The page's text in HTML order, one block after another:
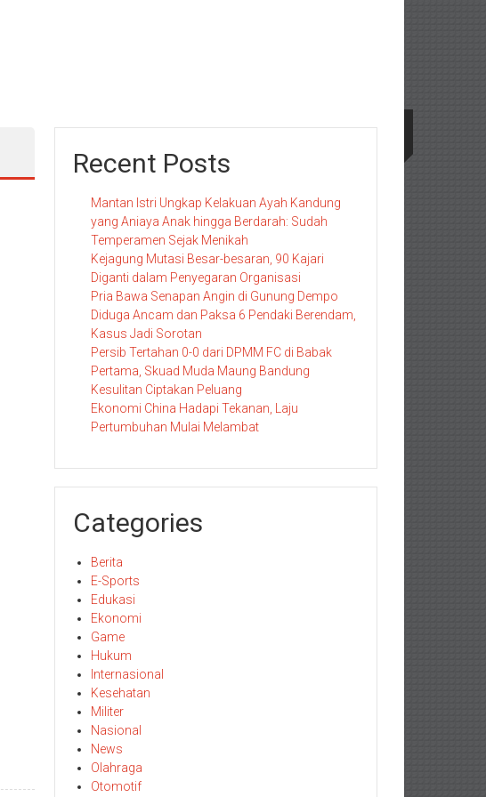
Recent Posts
Mantan Istri Ungkap Kelakuan Ayah Kandung
yang Aniaya Anak hingga Berdarah: Sudah
Temperamen Sejak Menikah
Kejagung Mutasi Besar-besaran, 90 Kajari
Diganti dalam Penyegaran Organisasi
Pria Bawa Senapan Angin di Gunung Dempo
Diduga Ancam dan Paksa 6 Pendaki Berendam,
Kasus Jadi Sorotan
Persib Tertahan 0-0 dari DPMM FC di Babak
Pertama, Skuad Muda Maung Bandung
Kesulitan Ciptakan Peluang
Ekonomi China Hadapi Tekanan, Laju
Pertumbuhan Mulai Melambat
Categories
Berita
E-Sports
Edukasi
Ekonomi
Game
Hukum
Internasional
Kesehatan
Militer
Nasional
News
Olahraga
Otomotif